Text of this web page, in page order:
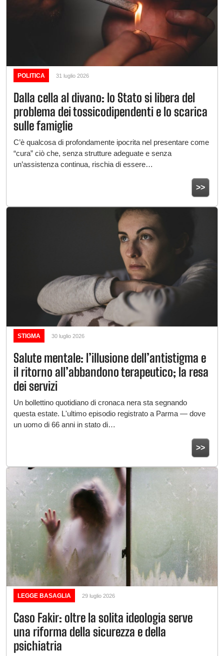
31 luglio 2026
POLITICA
Dalla cella al divano: lo Stato si libera del
problema dei tossicodipendenti e lo scarica
sulle famiglie
C’è qualcosa di profondamente ipocrita nel presentare come
“cura” ciò che, senza strutture adeguate e senza
un’assistenza continua, rischia di essere…
>>
30 luglio 2026
STIGMA
Salute mentale: l’illusione dell’antistigma e
il ritorno all’abbandono terapeutico; la resa
dei servizi
Un bollettino quotidiano di cronaca nera sta segnando
questa estate. L'ultimo episodio registrato a Parma — dove
un uomo di 66 anni in stato di…
>>
29 luglio 2026
LEGGE BASAGLIA
Caso Fakir: oltre la solita ideologia serve
una riforma della sicurezza e della
psichiatria